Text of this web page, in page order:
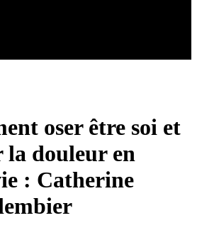
oser être soi et
douleur en
: Catherine